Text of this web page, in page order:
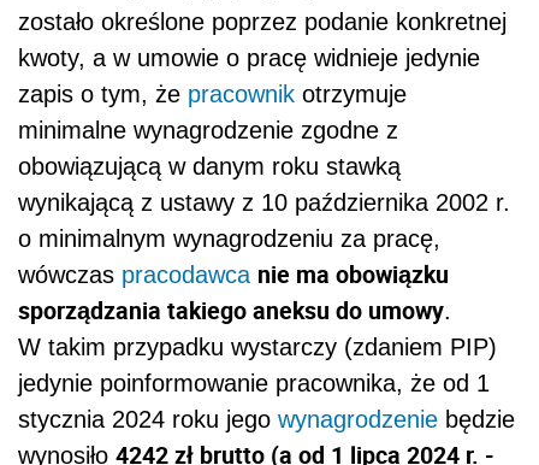
zostało określone poprzez podanie konkretnej
kwoty, a w umowie o pracę widnieje jedynie
zapis o tym, że pracownik otrzymuje
minimalne wynagrodzenie zgodne z
obowiązującą w danym roku stawką
wynikającą z ustawy z 10 października 2002 r.
o minimalnym wynagrodzeniu za pracę,
wówczas pracodawca nie ma obowiązku
sporządzania takiego aneksu do umowy.
W takim przypadku wystarczy (zdaniem PIP)
jedynie poinformowanie pracownika, że od 1
stycznia 2024 roku jego wynagrodzenie będzie
wynosiło 4242 zł brutto (a od 1 lipca 2024 r. -